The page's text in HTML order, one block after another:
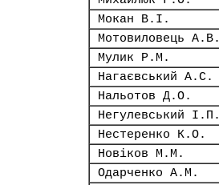
Мокан В.І.
Мотовиловець А.В.
Мулик Р.М.
Нагаєвський А.С.
Нальотов Д.О.
Негулевський І.П.
Нестеренко К.О.
Новіков М.М.
Одарченко А.М.